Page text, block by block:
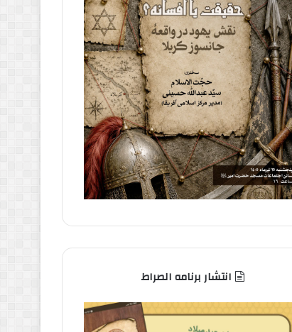
انتشار برنامه الصراط